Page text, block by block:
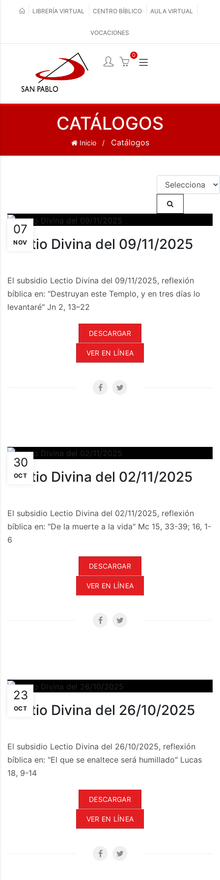
LIBRERÍA VIRTUAL CENTRO BÍBLICO AULA VIRTUAL
VOCACIONES
0
CATÁLOGOS
Inicio Catálogos
07
NOV
Lectio Divina del 09/11/2025
El subsidio Lectio Divina del 09/11/2025, reflexión
bíblica en: "Destruyan este Templo, y en tres días lo
levantaré" Jn 2, 13–22
DESCARGAR
VER EN LÍNEA
30
OCT
Lectio Divina del 02/11/2025
El subsidio Lectio Divina del 02/11/2025, reflexión
bíblica en: "De la muerte a la vida" Mc 15, 33-39; 16, 1-
6
DESCARGAR
VER EN LÍNEA
23
OCT
Lectio Divina del 26/10/2025
El subsidio Lectio Divina del 26/10/2025, reflexión
bíblica en: "El que se enaltece será humillado" Lucas
18, 9-14
DESCARGAR
VER EN LÍNEA